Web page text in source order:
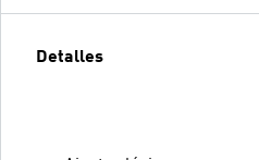
Detalles